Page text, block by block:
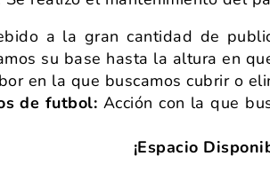
a la gran cantidad de
su base hasta la altura en
en la que buscamos cubrir o
de futbol: Acción con la que
¡Espacio